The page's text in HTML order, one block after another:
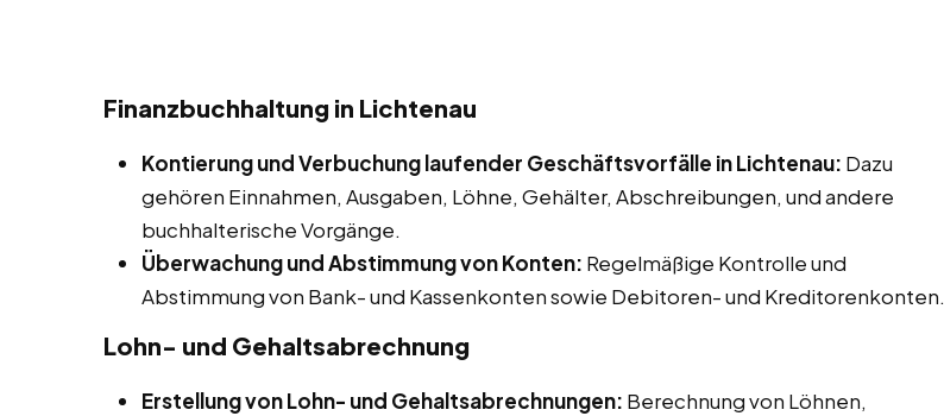
Finanzbuchhaltung in Lichtenau
Kontierung und Verbuchung laufender Geschäftsvorfälle in Lichtenau: Dazu
gehören Einnahmen, Ausgaben, Löhne, Gehälter, Abschreibungen, und andere
buchhalterische Vorgänge.
Überwachung und Abstimmung von Konten: Regelmäßige Kontrolle und
Abstimmung von Bank- und Kassenkonten sowie Debitoren- und Kreditorenkonten.
Lohn- und Gehaltsabrechnung
Erstellung von Lohn- und Gehaltsabrechnungen: Berechnung von Löhnen,